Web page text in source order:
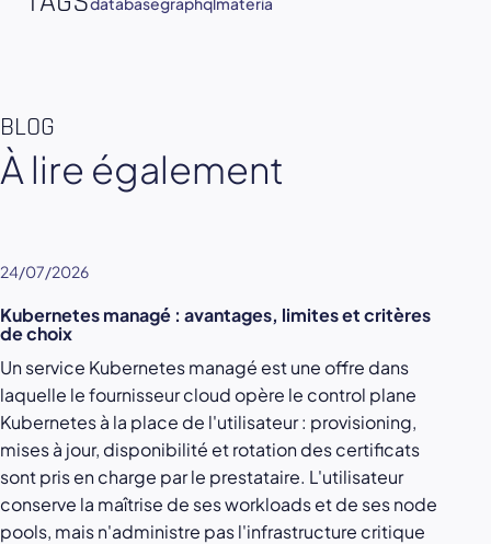
BLOG
À lire également
24/07/2026
Kubernetes managé : avantages, limites et critères
de choix
Un service Kubernetes managé est une offre dans
laquelle le fournisseur cloud opère le control plane
Kubernetes à la place de l'utilisateur : provisioning,
mises à jour, disponibilité et rotation des certificats
sont pris en charge par le prestataire. L'utilisateur
conserve la maîtrise de ses workloads et de ses node
pools, mais n'administre pas l'infrastructure critique